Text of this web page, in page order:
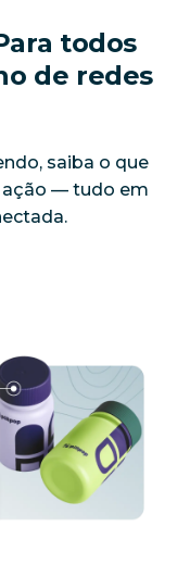
todos
de redes
saiba o que
ação — tudo em